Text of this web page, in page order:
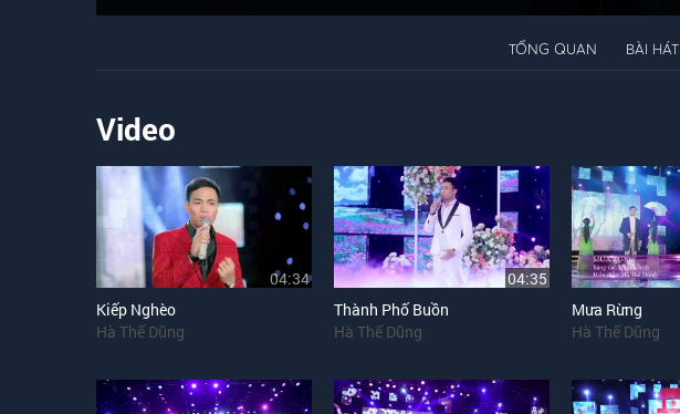
TỔNG QUAN BÀI HÁT
Video
04:34
Kiếp Nghèo
Hà Thế Dũng
04:35
Thành Phố Buồn
Hà Thế Dũng
Mưa Rừng
Hà Thế Dũng